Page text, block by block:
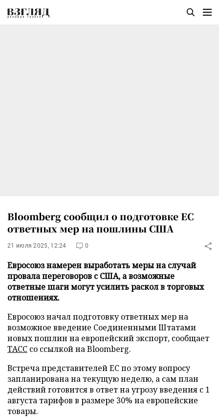
Bloomberg сообщил о подготовке ЕС
ответных мер на пошлины США
21 июля 2025, 12:24 0
Евросоюз намерен выработать меры на случай
провала переговоров с США, а возможные
ответные шаги могут усилить раскол в торговых
отношениях.
Евросоюз начал подготовку ответных мер на
возможное введение Соединенными Штатами
новых пошлин на европейский экспорт, сообщает
ТАСС со ссылкой на Bloomberg.
Встреча представителей ЕС по этому вопросу
запланирована на текущую неделю, а сам план
действий готовится в ответ на угрозу введения с 1
августа тарифов в размере 30% на европейские
товары.